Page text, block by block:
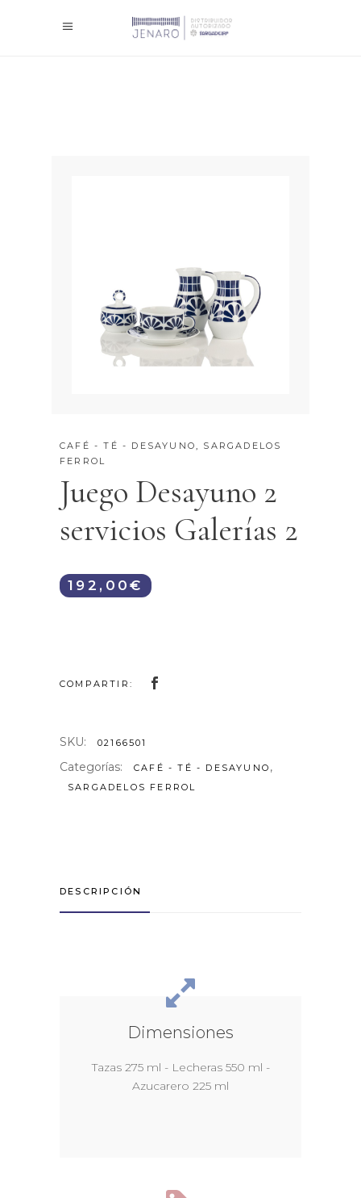
CAFÉ - TÉ - DESAYUNO, SARGADELOS
FERROL
Juego Desayuno 2
servicios Galerías 2
192,00€
COMPARTIR:
SKU: 02166501
Categorías: CAFÉ - TÉ - DESAYUNO ,
SARGADELOS FERROL
DESCRIPCIÓN
Dimensiones
Tazas 275 ml - Lecheras 550 ml -
Azucarero 225 ml